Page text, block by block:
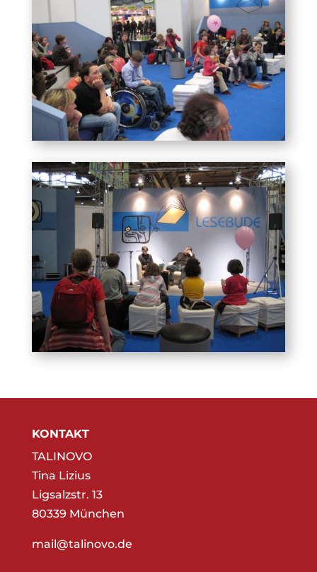
KONTAKT
TALINOVO
Tina Lizius
Ligsalzstr. 13
80339 München
mail@talinovo.de